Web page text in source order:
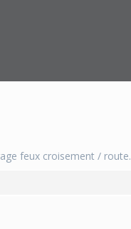
feux croisement / route.